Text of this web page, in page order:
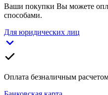
Ваши покупки Вы можете
способами.
Для юридических лиц
Оплата безналичным